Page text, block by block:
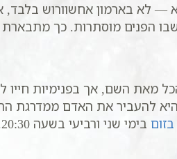
— לא בארמון אחשוורוש בלבד,
הפנים מוסתרות. כך מתבארת
מאת השם, אך בפנימיות חייו
היא להעביר את האדם ממדרגת
בימי שני ורביעי בשעה 20:30.